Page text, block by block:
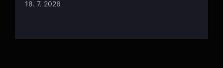
18. 7. 2026